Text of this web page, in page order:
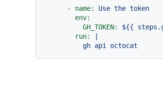
- name: Use the token
env:
GH_TOKEN:
${{
run: